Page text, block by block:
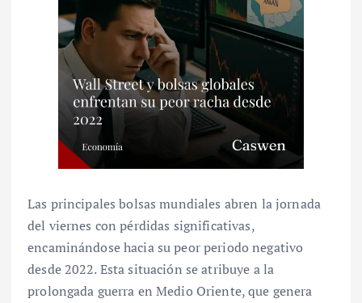
Las principales bolsas mundiales abren la jornada
del viernes con pérdidas significativas,
encaminándose hacia su peor periodo negativo
desde 2022. Esta situación se atribuye a la
prolongada guerra en Medio Oriente, que genera